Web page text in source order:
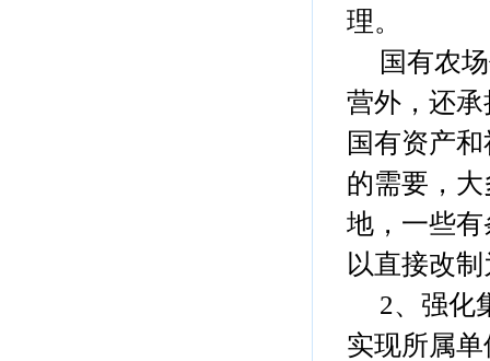
理。
国有农场
营外，还
国有资产
的需要，
地，一些
以直接改
2、强化
实现所属